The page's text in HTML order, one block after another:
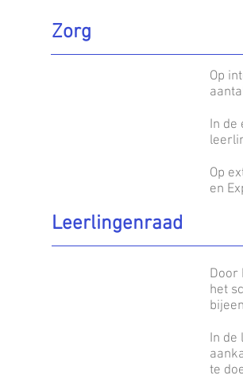
Zorg
Op
In de
Op
en
Leerlingenraad
Door
het
In de
te